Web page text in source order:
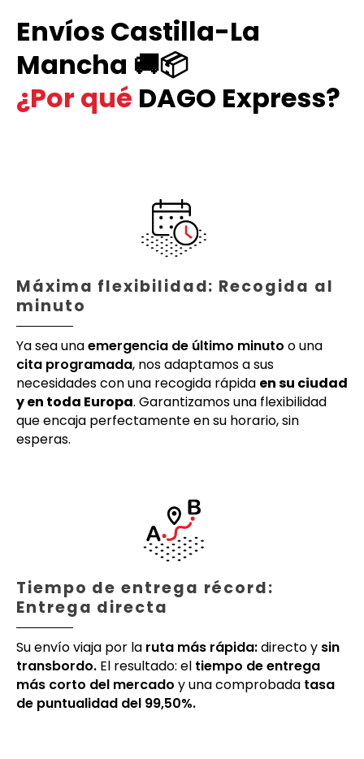
Envíos Castilla-La
Mancha 🚚📦
¿Por qué DAGO Express?
Máxima flexibilidad: Recogida al
minuto
Ya sea unaemergencia de último minuto o una
cita programada, nos adaptamos a sus
necesidades con una recogida rápida en su ciudad
y en toda Europa. Garantizamos una flexibilidad
que encaja perfectamente en su horario, sin
esperas.
Tiempo de entrega récord:
Entrega directa
Su envío viaja por la ruta más rápida:directo y sin
transbordo. El resultado: el tiempo de entrega
más corto del mercado y una comprobada tasa
de puntualidad del 99,50%.